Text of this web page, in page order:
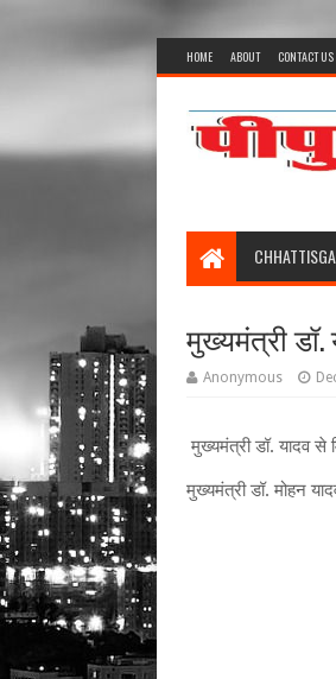
HOME ABOUT CONTACT US
मुख्यमंत्री
Anonymous
मुख्यमंत्री डॉ. यादव
मुख्यमंत्री डॉ. मोहन